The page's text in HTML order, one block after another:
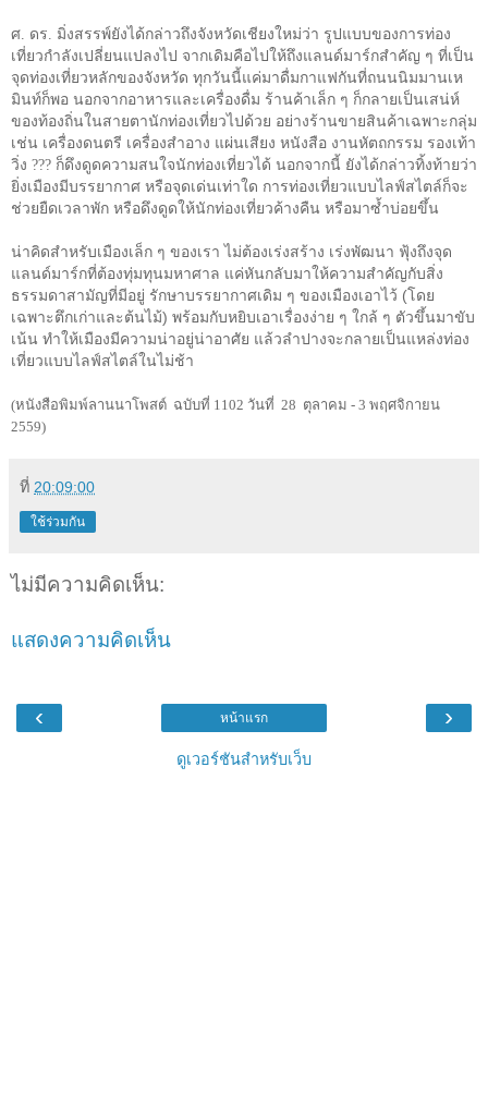
ศ. ดร. มิ่งสรรพ์ยังได้กล่าวถึงจังหวัดเชียงใหม่ว่า รูปแบบของการท่อง
เที่ยวกำลังเปลี่ยนแปลงไป จากเดิมคือไปให้ถึงแลนด์มาร์กสำคัญ ๆ ที่เป็น
จุดท่องเที่ยวหลักของจังหวัด ทุกวันนี้แค่มาดื่มกาแฟกันที่ถนนนิมมานเห
มินท์ก็พอ นอกจากอาหารและเครื่องดื่ม ร้านค้าเล็ก ๆ ก็กลายเป็นเสน่ห์
ของท้องถิ่นในสายตานักท่องเที่ยวไปด้วย อย่างร้านขายสินค้าเฉพาะกลุ่ม
เช่น เครื่องดนตรี เครื่องสำอาง แผ่นเสียง หนังสือ งานหัตถกรรม รองเท้า
วิ่ง ??? ก็ดึงดูดความสนใจนักท่องเที่ยวได้ นอกจากนี้ ยังได้กล่าวทิ้งท้ายว่า
ยิ่งเมืองมีบรรยากาศ หรือจุดเด่นเท่าใด การท่องเที่ยวแบบไลฟ์สไตล์ก็จะ
ช่วยยืดเวลาพัก หรือดึงดูดให้นักท่องเที่ยวค้างคืน หรือมาซ้ำบ่อยขึ้น
น่าคิดสำหรับเมืองเล็ก ๆ ของเรา ไม่ต้องเร่งสร้าง เร่งพัฒนา ฟุ้งถึงจุด
แลนด์มาร์กที่ต้องทุ่มทุนมหาศาล แค่หันกลับมาให้ความสำคัญกับสิ่ง
ธรรมดาสามัญที่มีอยู่ รักษาบรรยากาศเดิม ๆ ของเมืองเอาไว้ (โดย
เฉพาะตึกเก่าและต้นไม้) พร้อมกับหยิบเอาเรื่องง่าย ๆ ใกล้ ๆ ตัวขึ้นมาขับ
เน้น ทำให้เมืองมีความน่าอยู่น่าอาศัย แล้วลำปางจะกลายเป็นแหล่งท่อง
เที่ยวแบบไลฟ์สไตล์ในไม่ช้า
(หนังสือพิมพ์ลานนาโพสต์ ฉบับที่ 1102 วันที่ 28 ตุลาคม - 3 พฤศจิกายน
2559)
ที่ 20:09:00
ใช้ร่วมกัน
ไม่มีความคิดเห็น:
แสดงความคิดเห็น
‹ ›
หน้าแรก
ดูเวอร์ชันสำหรับเว็บ